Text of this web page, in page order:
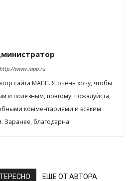
http://www.iapp.ru
сайта МАПП. Я очень хочу, чтобы
и полезным, поэтому, пожалуйста,
комментариями и всяким
Заранее, благодарна!
ЕЩЕ ОТ АВТОРА